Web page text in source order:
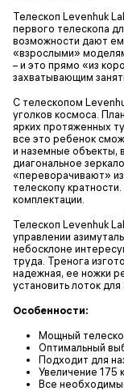
Телескоп Levenhuk
первого телескопа
возможности дают
«взрослыми»
– и это прямо «из
захватывающим
С телескопом
уголков космоса.
ярких протяженных
все это ребенок
и наземные объекты,
диагональное
«переворачивают»
телескопу
комплектации.
Телескоп Levenhuk
управлении
небосклоне
труда. Тренога
надежная, ее ножки
установить лоток для
Особенности:
Мощный
Оптимальный
Подходит для
Увеличение 175
Все